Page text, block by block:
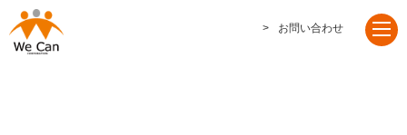
お問い合わせ